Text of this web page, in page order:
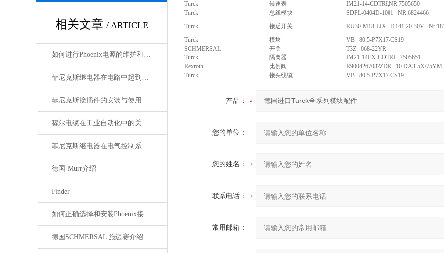
相关文章 / ARTICLE
如何进行Phoenix电源的维护和保养？
菲尼克斯继电器在电路中起到什么作用？
菲尼克斯接插件的安装与使用技巧
穆尔电缆在工业自动化中的关键角色
菲尼克斯继电器在电气控制系统中的应用
德国-Murr介绍
Finder
如何正确选择和安装Phoenix接插件以确保其性能？
德国SCHMERSAL 施迈赛介绍
Turck
转速表
IM21-14-CDTRI,NR.7505650
Turck
总线模块
SDPL-0404D-1001 NR:6824466
Turck
接近开关
RU30-M18-LIX-H1141,20-30V
Turck
模块
VB 80.5-P7X17-CS19
SCHMERSAL
开关
T3Z 068-22YR
Turck
隔离器
IM21-14EX-CDTRI 7505651
Rexroth
比例阀
R900426703?ZDR 10 DA3-5X/75YM
Turck
接头线缆 VB 80.5-P7X17-CS19
产品：
您的单位：
您的姓名：
联系电话：
常用邮箱：